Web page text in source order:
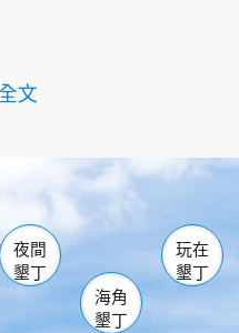
文
南仁湖
佳樂水
森林遊樂區
處遊客中心
社頂公園 風吹沙
船帆石 龍磐公園
香蕉灣
砂島
鵝鑾鼻
夜間
墾丁
海角
墾丁
玩在
墾丁